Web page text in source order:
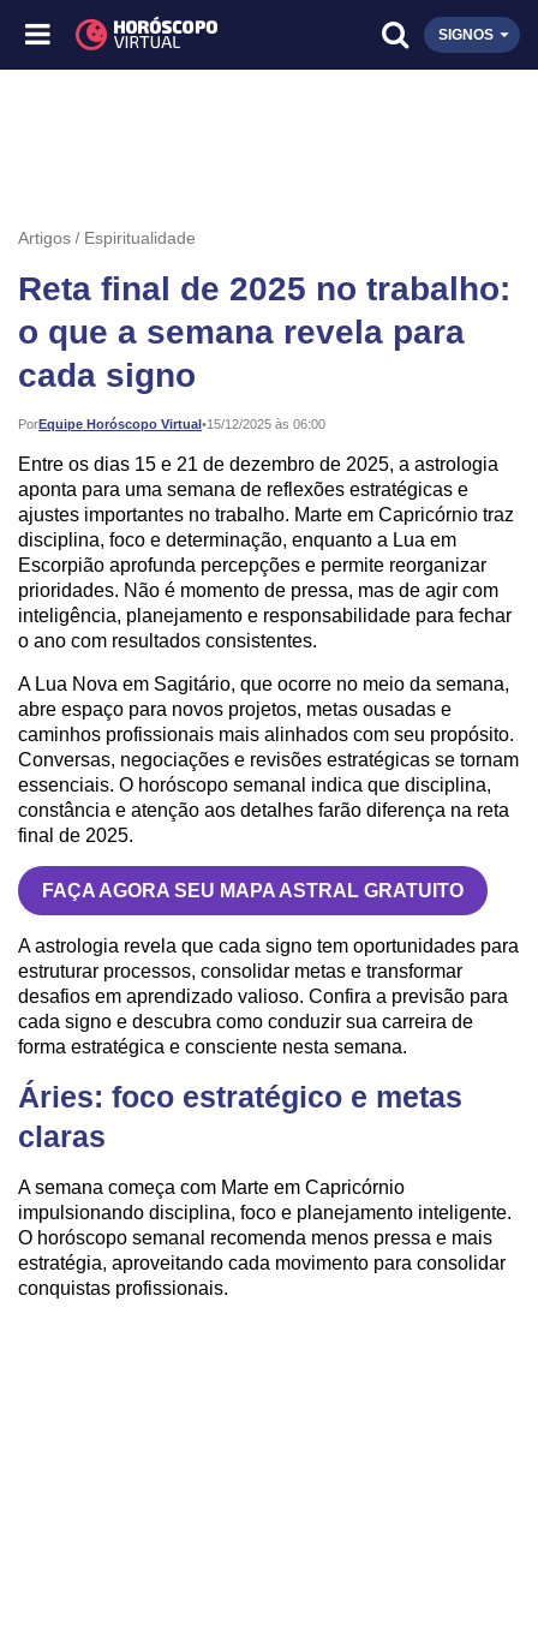
SIGNOS
Artigos Espiritualidade
Reta final de 2025 no trabalho:
o que a semana revela para
cada signo
PorEquipe Horóscopo Virtual•
Publicado: 15/12/2025 às 06:00
Entre os dias 15 e 21 de dezembro de 2025, a astrologia
aponta para uma semana de reflexões estratégicas e
ajustes importantes no trabalho. Marte em Capricórnio traz
disciplina, foco e determinação, enquanto a Lua em
Escorpião aprofunda percepções e permite reorganizar
prioridades. Não é momento de pressa, mas de agir com
inteligência, planejamento e responsabilidade para fechar
o ano com resultados consistentes.
A Lua Nova em Sagitário, que ocorre no meio da semana,
abre espaço para novos projetos, metas ousadas e
caminhos profissionais mais alinhados com seu propósito.
Conversas, negociações e revisões estratégicas se tornam
essenciais. O horóscopo semanal indica que disciplina,
constância e atenção aos detalhes farão diferença na reta
final de 2025.
FAÇA AGORA SEU MAPA ASTRAL GRATUITO
A astrologia revela que cada signo tem oportunidades para
estruturar processos, consolidar metas e transformar
desafios em aprendizado valioso. Confira a previsão para
cada signo e descubra como conduzir sua carreira de
forma estratégica e consciente nesta semana.
Áries: foco estratégico e metas
claras
A semana começa com Marte em Capricórnio
impulsionando disciplina, foco e planejamento inteligente.
O horóscopo semanal recomenda menos pressa e mais
estratégia, aproveitando cada movimento para consolidar
conquistas profissionais.